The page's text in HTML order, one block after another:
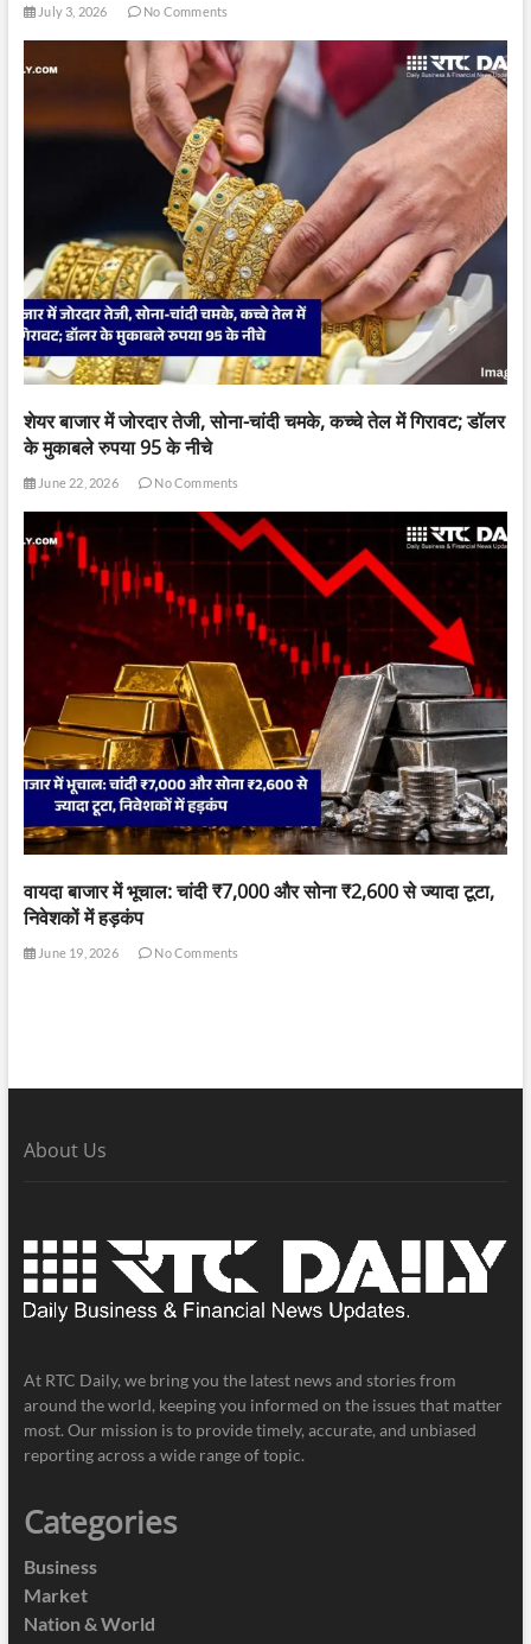
July 3, 2026 No Comments
शेयर बाजार में जोरदार तेजी, सोना-चांदी चमके, कच्चे तेल में गिरावट; डॉलर
के मुकाबले रुपया 95 के नीचे
June 22, 2026 No Comments
वायदा बाजार में भूचाल: चांदी ₹7,000 और सोना ₹2,600 से ज्यादा टूटा,
निवेशकों में हड़कंप
June 19, 2026 No Comments
About Us
At RTC Daily, we bring you the latest news and stories from
around the world, keeping you informed on the issues that matter
most. Our mission is to provide timely, accurate, and unbiased
reporting across a wide range of topic.
Categories
Business
Market
Nation & World